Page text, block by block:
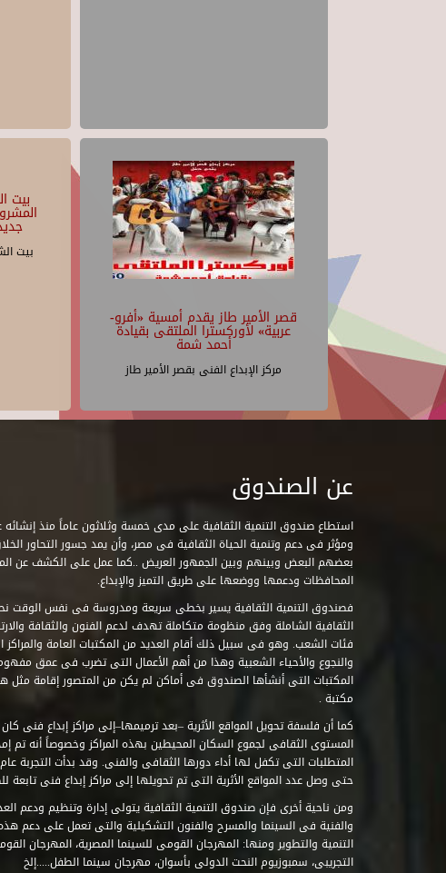
بيت
بيت
قصر الأمير طاز يقدم أمسية «أفرو-
عربية» لأوركسترا الملتقى بقيادة
أحمد شمة
مركز الإبداع الفنى بقصر الأمير طاز
عن الصندوق
ومؤثر فى دعم وتنمية الحياة الثقافية فى مصر، وأن يمد جسور التحاور
بعضهم البعض وبينهم وبين الجمهور العريض ..كما عمل على الكشف عن
المحافظات ودعمها ووضعها على طريق التميز والإبداع.
فصندوق التنمية الثقافية يسير بخطى سريعة ومدروسة فى نفس الوقت
الثقافية الشاملة وفق منظومة متكاملة تهدف لدعم الفنون والثقافة
فئات الشعب. وهو فى سبيل ذلك أقام العديد من المكتبات العامة
والنجوع والأحياء الشعبية وهذا من أهم الأعمال التى تضرب فى عمق مفهوم
مكتبة .
كما أن فلسفة تحويل المواقع الأثرية –بعد ترميمها–إلى مراكز إبداع فنى
المستوى الثقافى لجموع السكان المحيطين بهذه المراكز وخصوصاً أنه تم
حتى وصل عدد المواقع الأثرية التى تم تحويلها إلى مراكز إبداع فنى تابعة للصندوق
ومن ناحية أخرى فإن صندوق التنمية الثقافية يتولى إدارة وتنظيم ودعم
والفنية فى السينما والمسرح والفنون التشكيلية والتى تعمل على دعم
التنمية والتطوير ومنها: المهرجان القومى للسينما المصرية، المهرجان
التجريبى، سمبوزيوم النحت الدولى بأسوان، مهرجان سينما الطفل.....إلخ